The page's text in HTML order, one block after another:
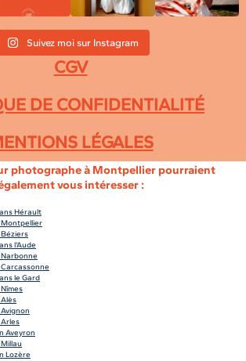
Suivez moi sur Instagram
CGV
DE CONFIDENTIALITÉ
LÉGALES
photographe à Montpellier pourraient
vous intéresser :
Hérault
l'Aude
le Gard
Aveyron
Lozère